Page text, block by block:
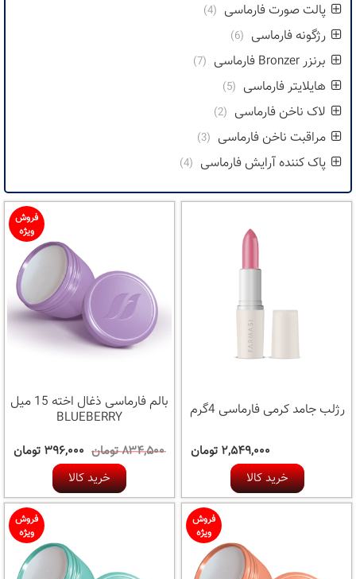
پالت صورت فارماسی (4)
رژگونه فارماسی (6)
برنزر Bronzer فارماسی (7)
هایلایتر فارماسی (5)
لاک ناخن فارماسی (2)
مراقبت ناخن فارماسی (3)
پاک کننده آرایش فارماسی (4)
رژلب جامد کرمی فارماسی 4گرم
۲,۵۴۹,۰۰۰ تومان
خرید کالا
فروش
ویژه
بالم فارماسی ذغال اخته 15 میل
BLUEBERRY
۳۹۶,۰۰۰ تومان
۸۳۴,۵۰۰ تومان
خرید کالا
فروش
ویژه
فروش
ویژه